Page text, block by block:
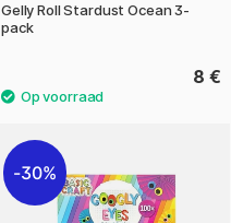
Gelly Roll Stardust Ocean 3-
pack
8 €
30%